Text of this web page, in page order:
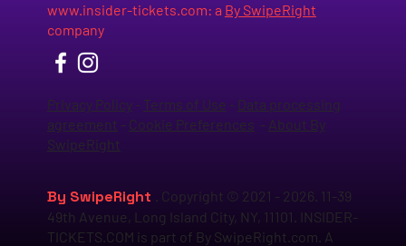
www.insider-tickets.com: a By SwipeRight
company
Privacy Policy- Terms of Use - Data processing
agreement - Cookie Preferences - About By
SwipeRight
By SwipeRight
. Copyright © 2021 - 2026. 11-39
49th Avenue, Long Island City, NY, 11101. INSIDER-
TICKETS.COM is part of By SwipeRight.com. A